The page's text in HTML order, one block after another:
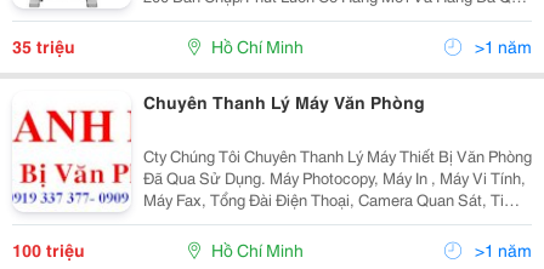
Sử Dụng. Tuổi Thọ Vật Tư Siêu Bền
35 triệu Hồ Chí Minh >1 năm
Chuyên Thanh Lý Máy Văn Phòng
Cty Chúng Tôi Chuyên Thanh Lý Máy Thiết Bị Văn Phòng
Đã Qua Sử Dụng. Máy Photocopy, Máy In , Máy Vi Tính,
Máy Fax, Tổng Đài Điện Thoại, Camera Quan Sát, Ti
Vi.... Thủ Tục Nhanh Gọn. Thanh Toán Tiền 1 Lần.
Không Ngại Xa. Thanh Lý Đúng...
100 triệu Hồ Chí Minh >1 năm